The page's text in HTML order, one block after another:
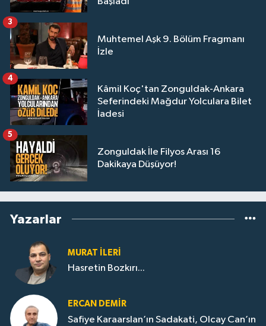
Muhtemel Aşk 9. Bölüm Fragmanı
İzle
3
Kâmil Koç'tan Zonguldak-Ankara
Seferindeki Mağdur Yolculara Bilet
İadesi
4
Zonguldak İle Filyos Arası 16
Dakikaya Düşüyor!
5
Yazarlar
MURAT İLERI
Hasretin Bozkırı...
ERCAN DEMIR
Safiye Karaarslan’ın Sadakati, Olcay Can’ın